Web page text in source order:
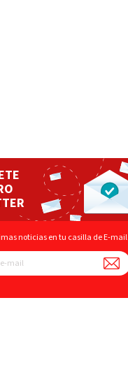
noticias en tu casilla de E-mail